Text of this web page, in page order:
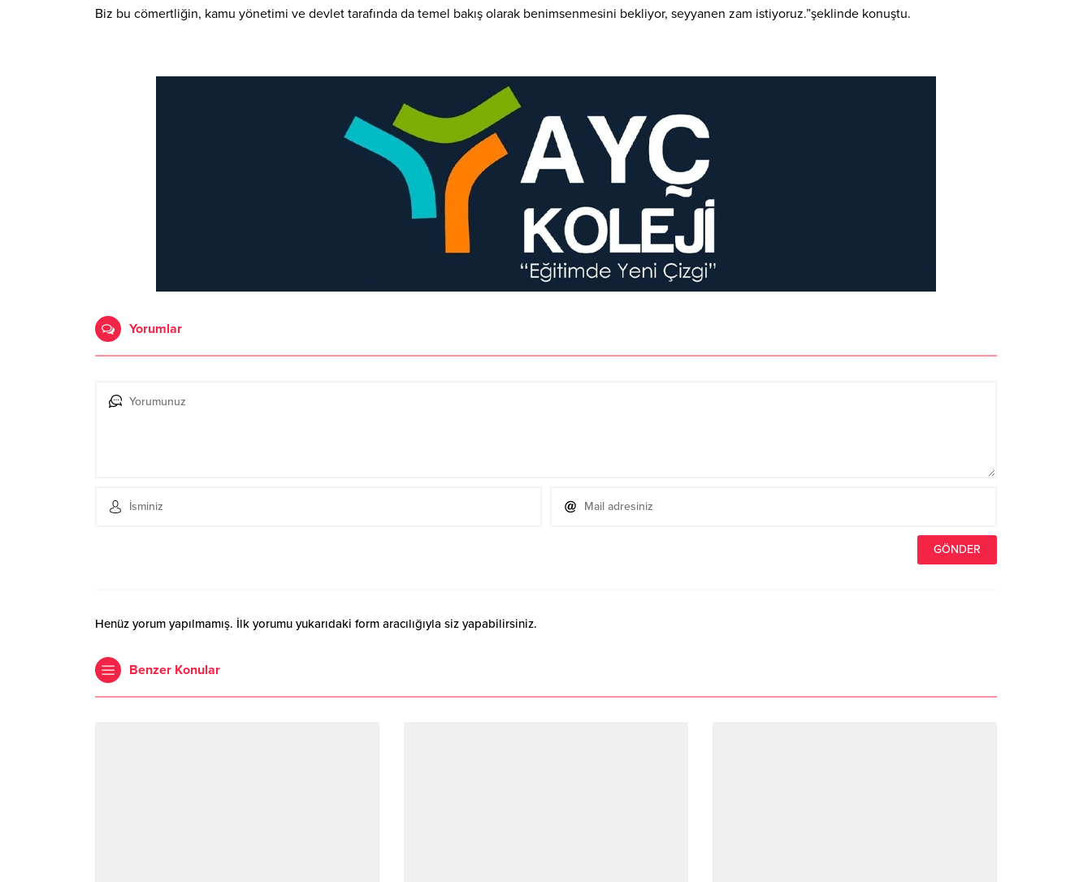
Biz bu cömertliğin, kamu yönetimi ve devlet tarafında da temel bakış olarak benimsenmesini bekliyor, seyyanen zam istiyoruz.”şeklinde konuştu.
Yorumlar
Henüz yorum yapılmamış. İlk yorumu yukarıdaki form aracılığıyla siz yapabilirsiniz.
Benzer Konular